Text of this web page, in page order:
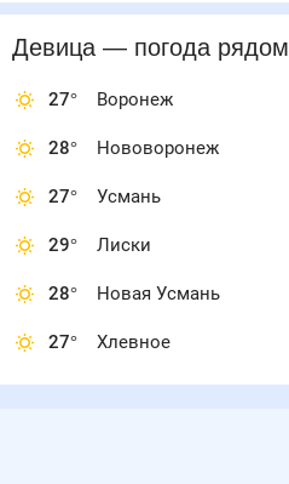
Девица — погода рядом
27° Воронеж
28° Нововоронеж
27° Усмань
29° Лиски
28° Новая Усмань
27° Хлевное